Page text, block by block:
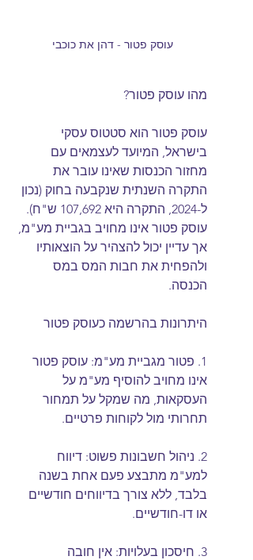
עוסק פטור - דהן את כוכבי
מהו עוסק פטור?
עוסק פטור הוא סטטוס עסקי
בישראל, המיועד לעצמאים עם
מחזור הכנסות שאינו עובר את
התקרה השנתית שנקבעה בחוק (נכון
ל-2024, התקרה היא 107,692 ש"ח).
עוסק פטור אינו מחויב בגביית מע"מ,
אך עדיין יכול להצהיר על הוצאותיו
ולהפחית את חבות המס במס
הכנסה.
היתרונות בהרשמה כעוסק פטור
1. פטור מגביית מע"מ: עוסק פטור
אינו מחויב להוסיף מע"מ על
העסקאות, מה שמקל על תמחור
תחרותי מול לקוחות פרטיים.
2. ניהול חשבונות פשוט: דיווח
למע"מ מתבצע פעם אחת בשנה
בלבד, ללא צורך בדיווחים חודשיים
או דו-חודשיים.
3. חיסכון בעלויות: אין חובה